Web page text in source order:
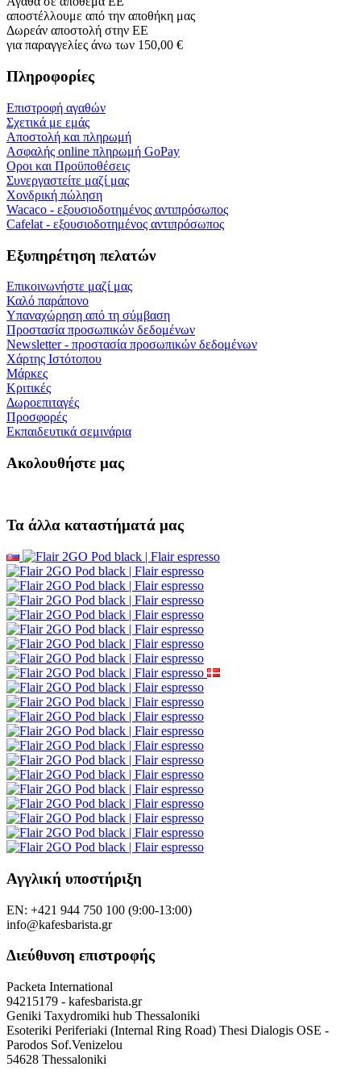
αποστέλλουμε από την αποθήκη μας
Δωρεάν αποστολή στην ΕΕ
για παραγγελίες άνω των 150,00 €
Πληροφορίες
Επιστροφή αγαθών
Σχετικά με εμάς
Αποστολή και πληρωμή
Ασφαλής online πληρωμή GoPay
Οροι και Προϋποθέσεις
Συνεργαστείτε μαζί μας
Χονδρική πώληση
Wacaco - εξουσιοδοτημένος αντιπρόσωπος
Cafelat - εξουσιοδοτημένος αντιπρόσωπος
Εξυπηρέτηση πελατών
Επικοινωνήστε μαζί μας
Καλό παράπονο
Υπαναχώρηση από τη σύμβαση
Προστασία προσωπικών δεδομένων
Newsletter - προστασία προσωπικών δεδομένων
Χάρτης Ιστότοπου
Μάρκες
Κριτικές
Δωροεπιταγές
Προσφορές
Εκπαιδευτικά σεμινάρια
Ακολουθήστε μας
Τα άλλα καταστήματά μας
Αγγλική υποστήριξη
EN: +421 944 750 100 (9:00-13:00)
info@kafesbarista.gr
Διεύθυνση επιστροφής
Packeta International
94215179 - kafesbarista.gr
Geniki Taxydromiki hub Thessaloniki
Esoteriki Periferiaki (Internal Ring Road) Thesi Dialogis OSE -
Parodos Sof.Venizelou
54628 Thessaloniki